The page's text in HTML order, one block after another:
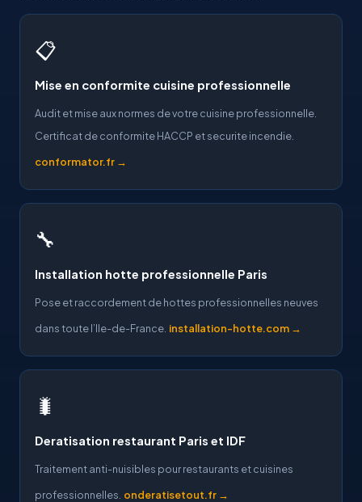
📋
Mise en conformite cuisine professionnelle
Audit et mise aux normes de votre cuisine professionnelle.
Certificat de conformite HACCP et securite incendie.
conformator.fr →
🔧
Installation hotte professionnelle Paris
Pose et raccordement de hottes professionnelles neuves
dans toute l’Ile-de-France. installation-hotte.com →
🐛
Deratisation restaurant Paris et IDF
Traitement anti-nuisibles pour restaurants et cuisines
professionnelles. onderatisetout.fr →